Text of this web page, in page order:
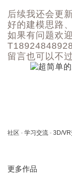
后续我还会更
好的建模思路
如果有问题欢
留言也可以不
社区 - 学习交流 - 3D/
更多作品